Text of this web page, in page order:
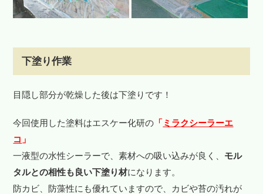
下塗り作業
目隠し部分が乾燥した後は下塗りです！
今回使用した塗料はエスケー化研の 「 ミラクシーラーエ
コ 」
一液型の水性シーラーで、素材への吸い込みが良く、 モル
タルとの相性も良い下塗り材になります。
防カビ、防藻性にも優れていますので、カビや苔の汚れが